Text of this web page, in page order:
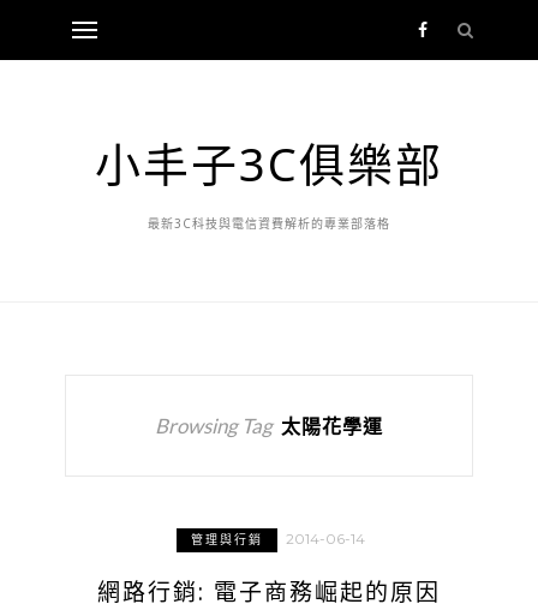
小丰子3C俱樂部
最新3C科技與電信資費解析的專業部落格
Browsing Tag 太陽花學運
管理與行銷 2014-06-14
網路行銷: 電子商務崛起的原因